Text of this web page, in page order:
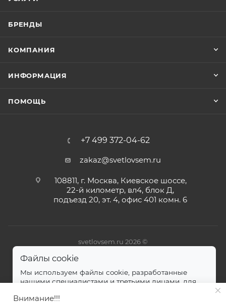
БРЕНДЫ
КОМПАНИЯ
ИНФОРМАЦИЯ
ПОМОЩЬ
+7 499 372-04-62
zakaz@svetlovsem.ru
108811, г. Москва, Киевское шоссе,
22-й километр, вл4, блок Д,
подъезд 20, эт. 4, офис 401 комн. 6
svetlovsem.ru 2026 ©
Внимание!!!
Файлы cookie
Мы используем файлы cookie, разработанные
нашими специалистами и третьими лицами, для